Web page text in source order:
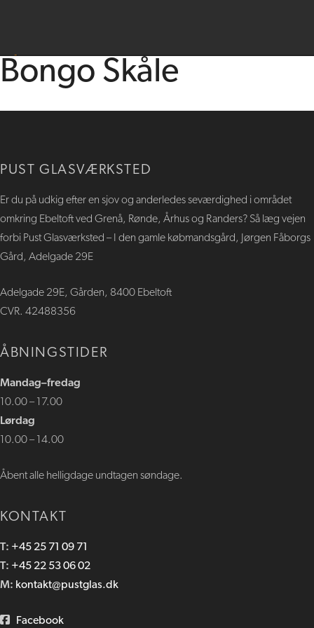
Bongo Skåle​
PUST GLASVÆRKSTED
​​Er du på udkig efter en sjov og anderledes seværdighed i området
omkring Ebeltoft ved Grenå, Rønde, Århus og Randers? Så læg vejen
forbi Pust Glasværksted – I den gamle købmandsgård, Jørgen Fåborgs
Gård, Adelgade 29E
Adelgade 29E, Gården, 8400 Ebeltoft
CVR. 42488356
ÅBNINGSTIDER
​Mandag–fredag
10.00 – 17.00
Lørdag
10.00 – 14​.00
Åbent alle helligdage undtagen søndage.
KONTAKT
T: +45 25 71 09 71
T: +45 22 53 06 02
M: kontakt@pustglas.dk
Facebook